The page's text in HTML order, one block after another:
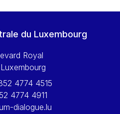
du Luxembourg
Royal
4774 4515
4774 4911
dialogue.lu